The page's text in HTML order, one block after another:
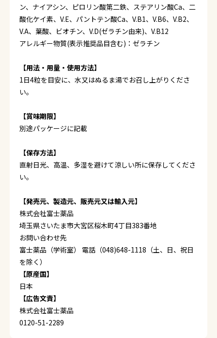
ン、ナイアシン、ピロリン酸第二鉄、ステアリン酸Ca、二
酸化ケイ素、V.E、パントテン酸Ca、V.B1、V.B6、V.B2、
V.A、葉酸、ビオチン、V.D(ゼラチン由来)、V.B12
アレルギー物質(表示推奨品目含む)：ゼラチン
【用法・用量・使用方法】
1日4粒を目安に、水又はぬるま湯でお召し上がりくださ
い。
【賞味期限】
別途パッケージに記載
【保存方法】
直射日光、高温、多湿を避けて涼しい所に保存してくださ
い。
【発売元、製造元、販売元又は輸入元】
株式会社富士薬品
埼玉県さいたま市大宮区桜木町4丁目383番地
お問い合わせ先
富士薬品（学術室） 電話（048)648-1118（土、日、祝日
を除く）
【原産国】
日本
【広告文責】
株式会社富士薬品
0120-51-2289